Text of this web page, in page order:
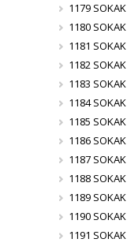
1179 SOKAK
1180 SOKAK
1181 SOKAK
1182 SOKAK
1183 SOKAK
1184 SOKAK
1185 SOKAK
1186 SOKAK
1187 SOKAK
1188 SOKAK
1189 SOKAK
1190 SOKAK
1191 SOKAK